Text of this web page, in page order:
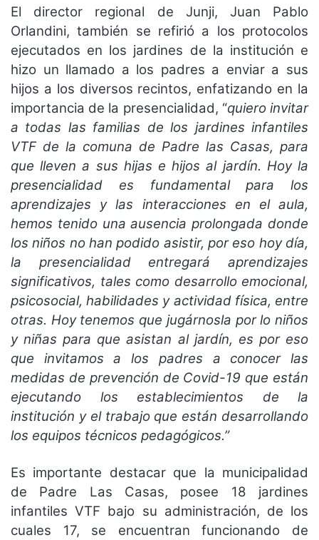
El director regional de Junji, Juan Pablo
Orlandini, también se refirió a los protocolos
ejecutados en los jardines de la institución e
hizo un llamado a los padres a enviar a sus
hijos a los diversos recintos, enfatizando en la
importancia de la presencialidad, “quiero invitar
a todas las familias de los jardines infantiles
VTF de la comuna de Padre las Casas, para
que lleven a sus hijas e hijos al jardín. Hoy la
presencialidad es fundamental para los
aprendizajes y las interacciones en el aula,
hemos tenido una ausencia prolongada donde
los niños no han podido asistir, por eso hoy día,
la presencialidad entregará aprendizajes
significativos, tales como desarrollo emocional,
psicosocial, habilidades y actividad física, entre
otras. Hoy tenemos que jugárnosla por lo niños
y niñas para que asistan al jardín, es por eso
que invitamos a los padres a conocer las
medidas de prevención de Covid-19 que están
ejecutando los establecimientos de la
institución y el trabajo que están desarrollando
los equipos técnicos pedagógicos.”
Es importante destacar que la municipalidad
de Padre Las Casas, posee 18 jardines
infantiles VTF bajo su administración, de los
cuales 17, se encuentran funcionando de